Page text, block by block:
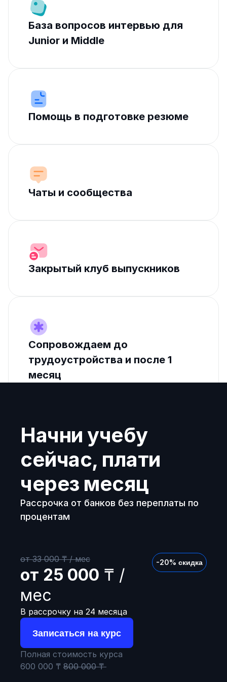
База вопросов интервью для
Junior и Middle
Помощь в подготовке резюме
Чаты и сообщества
Закрытый клуб выпускников
Сопровождаем до
трудоустройства и после 1
месяц
Начни учебу
сейчас, плати
через месяц
Рассрочка от банков без переплаты по
процентам
от 33 000 ₸ / мес
от 25 000 ₸ /
мес
В рассрочку на 24 месяца
-20% скидка
Записаться на курс
Полная стоимость курса
600 000 ₸ 800 000 ₸